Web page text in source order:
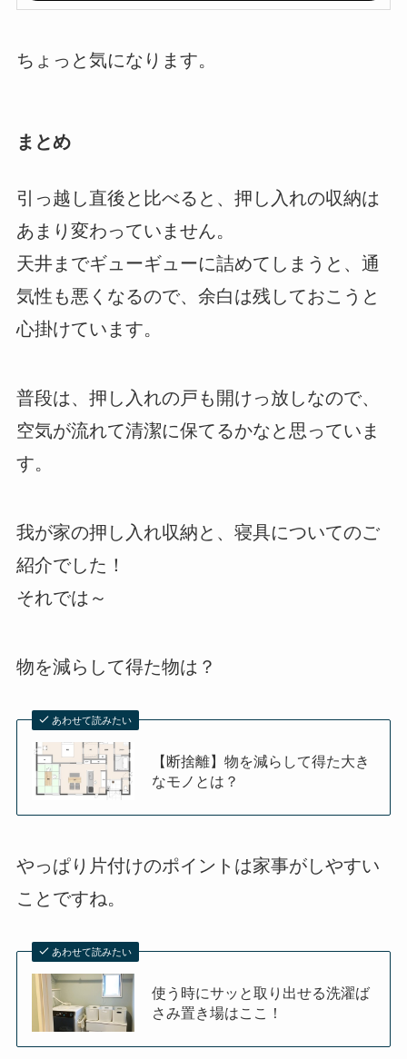
ちょっと気になります。
まとめ
引っ越し直後と比べると、押し入れの収納は
あまり変わっていません。
天井までギューギューに詰めてしまうと、通
気性も悪くなるので、余白は残しておこうと
心掛けています。
普段は、押し入れの戸も開けっ放しなので、
空気が流れて清潔に保てるかなと思っていま
す。
我が家の押し入れ収納と、寝具についてのご
紹介でした！
それでは～
物を減らして得た物は？
あわせて読みたい
【断捨離】物を減らして得た大き
なモノとは？
やっぱり片付けのポイントは家事がしやすい
ことですね。
あわせて読みたい
使う時にサッと取り出せる洗濯ば
さみ置き場はここ！